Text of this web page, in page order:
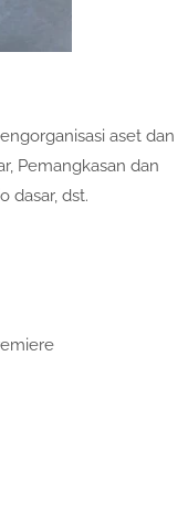
aset dan
Pemangkasan dan
dasar, dst.